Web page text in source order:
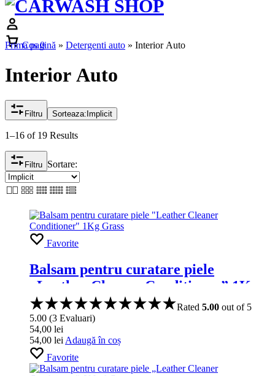
Cos 0
Prima pagină » Detergenti auto » Interior Auto
Interior Auto
Filtru Sorteaza: Implicit
1–16 of 19 Results
Filtru Sortare:
Favorite
Balsam pentru curatare piele
„Leather Cleaner Conditioner” 1Kg
Grass
Rated 5.00 out of 5
5.00 (3 Evaluari)
54,00 lei
54,00 lei Adaugă în coș
Favorite